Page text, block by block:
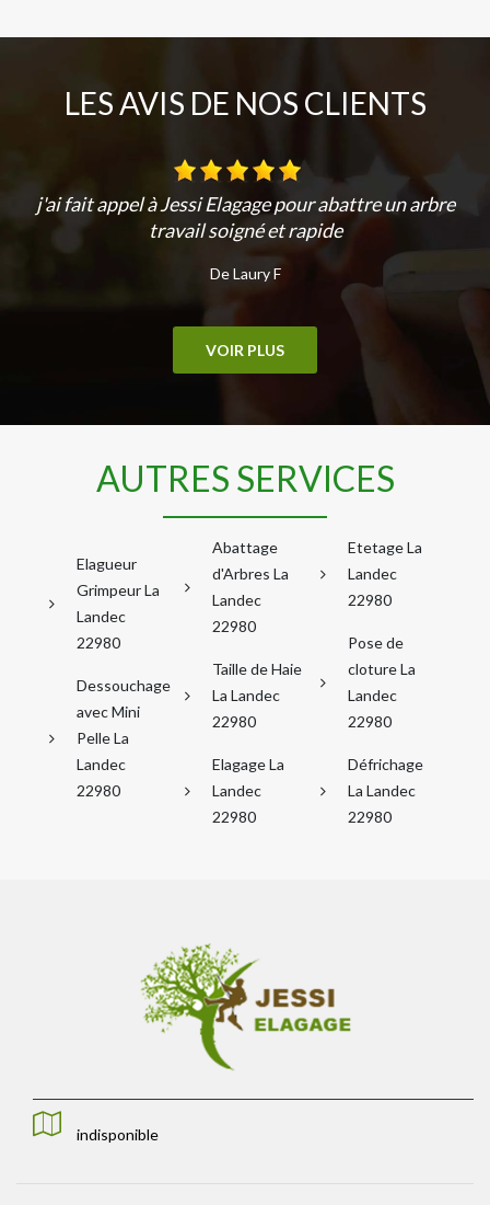
LES AVIS DE NOS CLIENTS
j'ai fait appel à Jessi Elagage pour abattre un arbre
travail soigné et rapide
De Laury F
VOIR PLUS
AUTRES SERVICES
Elagueur
Grimpeur La
Landec
22980
Dessouchage
avec Mini
Pelle La
Landec
22980
Abattage
d'Arbres La
Landec
22980
Taille de Haie
La Landec
22980
Elagage La
Landec
22980
Etetage La
Landec
22980
Pose de
cloture La
Landec
22980
Défrichage
La Landec
22980
indisponible